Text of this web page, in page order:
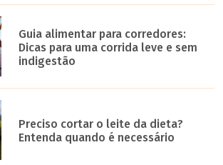
Guia alimentar para corredores:
Dicas para uma corrida leve e sem
indigestão
Preciso cortar o leite da dieta?
Entenda quando é necessário